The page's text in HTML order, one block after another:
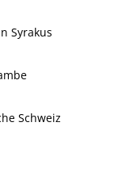
Syrakus
Schweiz